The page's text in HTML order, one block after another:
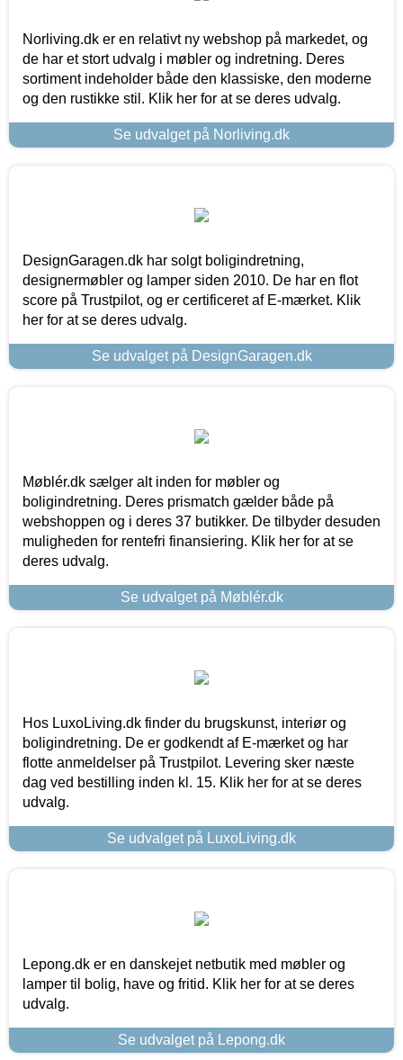
Norliving.dk er en relativt ny webshop på markedet, og
de har et stort udvalg i møbler og indretning. Deres
sortiment indeholder både den klassiske, den moderne
og den rustikke stil. Klik her for at se deres udvalg.
Se udvalget på Norliving.dk
DesignGaragen.dk har solgt boligindretning,
designermøbler og lamper siden 2010. De har en flot
score på Trustpilot, og er certificeret af E-mærket. Klik
her for at se deres udvalg.
Se udvalget på DesignGaragen.dk
Møblér.dk sælger alt inden for møbler og
boligindretning. Deres prismatch gælder både på
webshoppen og i deres 37 butikker. De tilbyder desuden
muligheden for rentefri finansiering. Klik her for at se
deres udvalg.
Se udvalget på Møblér.dk
Hos LuxoLiving.dk finder du brugskunst, interiør og
boligindretning. De er godkendt af E-mærket og har
flotte anmeldelser på Trustpilot. Levering sker næste
dag ved bestilling inden kl. 15. Klik her for at se deres
udvalg.
Se udvalget på LuxoLiving.dk
Lepong.dk er en danskejet netbutik med møbler og
lamper til bolig, have og fritid. Klik her for at se deres
udvalg.
Se udvalget på Lepong.dk